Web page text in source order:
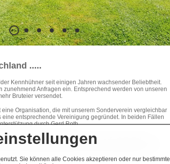
.....
Kennhühner seit einigen Jahren wachsender Beliebtheit.
zunehmend Anfragen ein. Entsprechend werden von unseren
Bruteier versendet.
eine Organisation, die mit unserem Sonderverein vergleichbar
eine entsprechende Vereinigung gegründet. In beiden Fällen
durch Gerd Roth.
Haftung für die Inhalte externer Links. Sollten diese
Hetze, Aufrufe zu Straftaten oder Gewalt enthalten, bitten wir
Sie können alle Cookies akzeptieren oder nur bestimmte